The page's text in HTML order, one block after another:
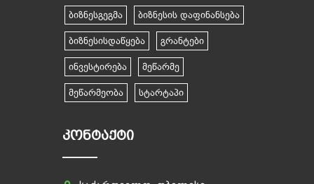
ბიზნესგეგმა ბიზნესის დაფინანსება
ბიზნესისდაწყება გრანტები
ინვესტირება მეწარმე
მეწარმეობა სტარტაპი
ᲙᲝᲜᲢᲐᲥᲢᲘ